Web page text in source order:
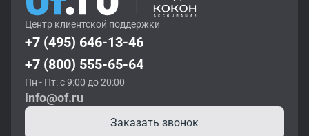
Центр клиентской поддержки
+7 (495) 646-13-46
+7 (800) 555-65-64
Пн - Пт: с 9:00 до 20:00
info@of.ru
Заказать звонок